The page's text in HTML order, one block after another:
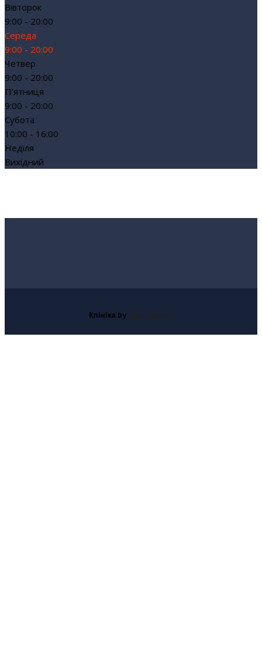
Вівторок
9:00 - 20:00
Середа
9:00 - 20:00
Четвер
9:00 - 20:00
П’ятниця
9:00 - 20:00
Субота
10:00 - 16:00
Неділя
Вихідний
Клініка by